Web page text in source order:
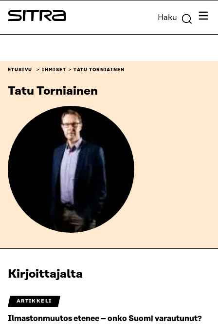
Siirry
suoraan
Sitra Haku
ETUSIVU IHMISET TATU TORNIAINEN
Tatu Torniainen
Kirjoittajalta
ARTIKKELI
Ilmastonmuutos etenee – onko Suomi varautunut?